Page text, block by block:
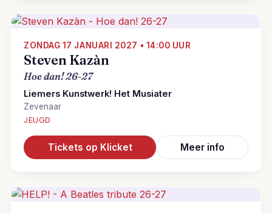
ZONDAG 17 JANUARI 2027 • 14:00 UUR
Steven Kazàn
Hoe dan! 26-27
Liemers Kunstwerk! Het Musiater
Zevenaar
JEUGD
Tickets op Klicket Meer info